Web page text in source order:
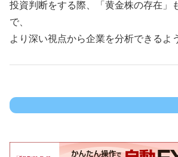
投資判断をする際、「黄金株の存在」
で、
より深い視点から企業を分析できるよ